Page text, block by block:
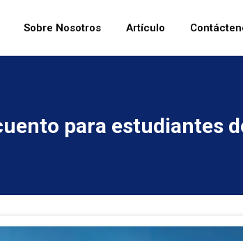
Sobre Nosotros Artículo
para estudiantes